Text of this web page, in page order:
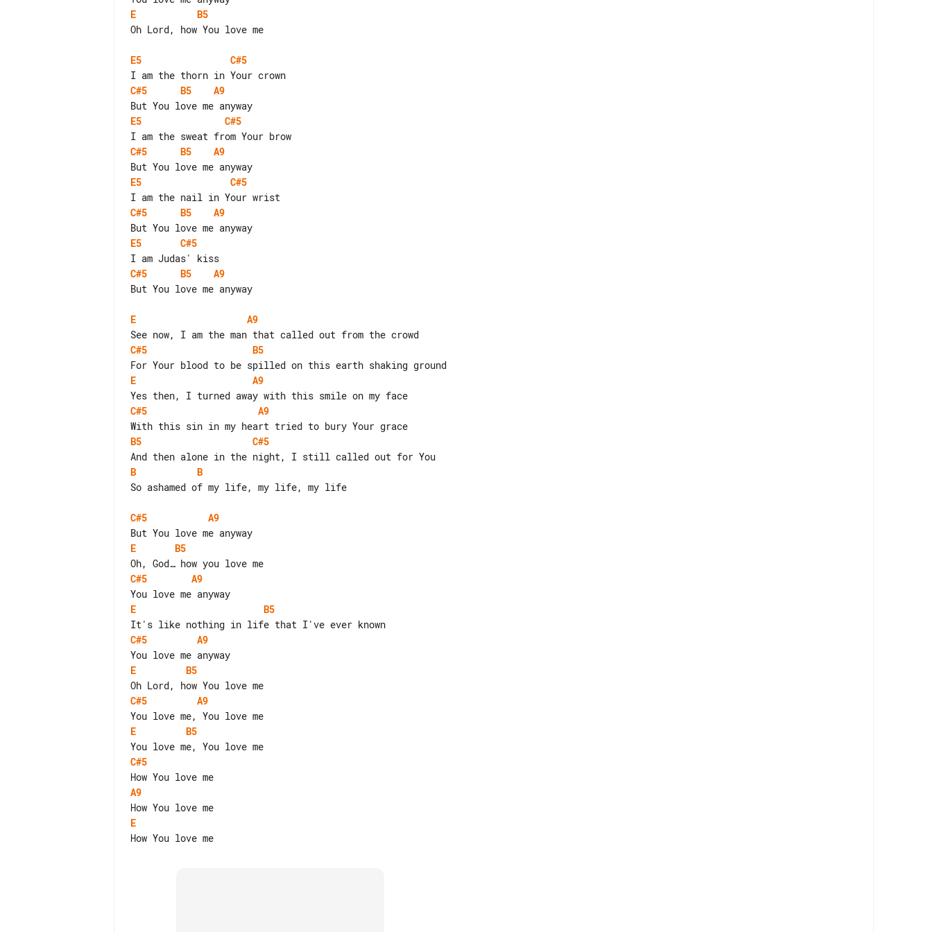
E
B5
Oh Lord, how You love me
E5
C#5
C#5
B5
A9
E5
C#5
C#5
B5
A9
E5
C#5
C#5
B5
A9
E5
C#5
C#5
B5
A9
But You love me anyway
E
A9
C#5
B5
E
A9
C#5
A9
B5
C#5
B
B
So ashamed of my life, my life, my life
C#5
A9
E
B5
C#5
A9
E
B5
C#5
A9
E
B5
C#5
A9
E
B5
C#5
A9
E